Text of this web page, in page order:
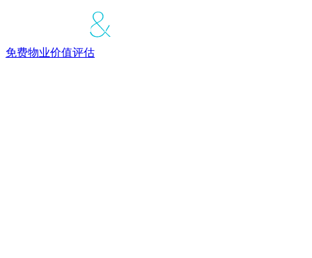
免费物业价值评估